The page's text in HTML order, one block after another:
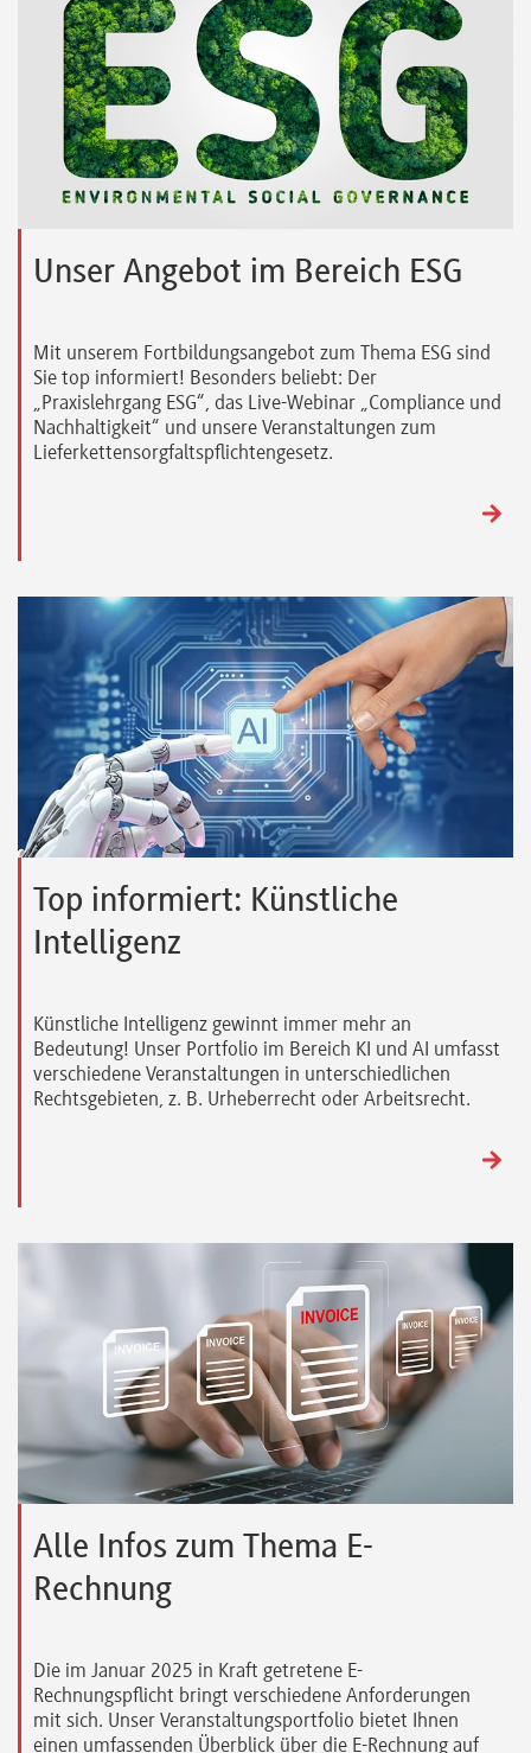
Unser Angebot im Bereich ESG
Mit unserem Fortbildungsangebot zum Thema ESG sind
Sie top informiert! Besonders beliebt: Der
„Praxislehrgang ESG“, das Live-Webinar „Compliance und
Nachhaltigkeit“ und unsere Veranstaltungen zum
Lieferkettensorgfaltspflichtengesetz.
Top informiert: Künstliche
Intelligenz
Künstliche Intelligenz gewinnt immer mehr an
Bedeutung! Unser Portfolio im Bereich KI und AI umfasst
verschiedene Veranstaltungen in unterschiedlichen
Rechtsgebieten, z. B. Urheberrecht oder Arbeitsrecht.
Alle Infos zum Thema E-
Rechnung
Die im Januar 2025 in Kraft getretene E-
Rechnungspflicht bringt verschiedene Anforderungen
mit sich. Unser Veranstaltungsportfolio bietet Ihnen
einen umfassenden Überblick über die E-Rechnung auf